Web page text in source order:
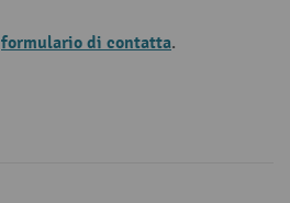
formulario di contatta.